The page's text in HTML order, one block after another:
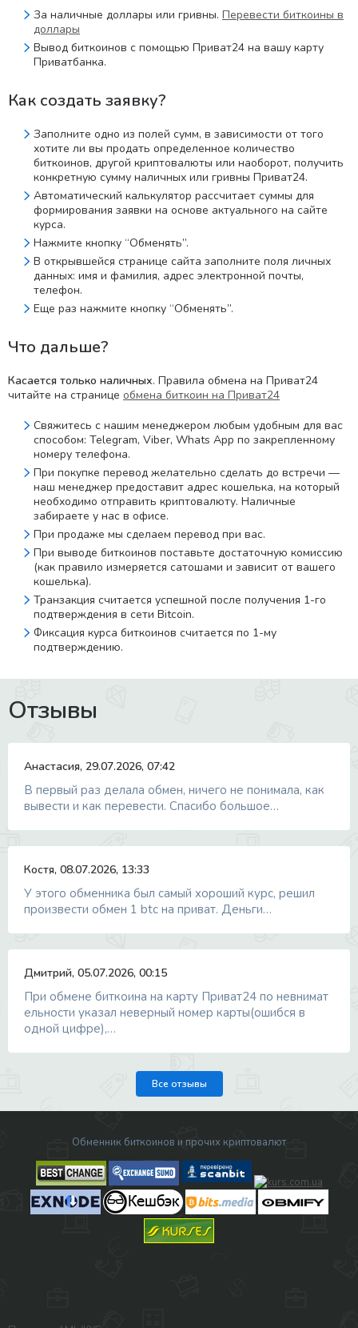
За наличные доллары или гривны. Перевести биткоины в
доллары
Вывод биткоинов с помощью Приват24 на вашу карту
Приватбанка.
Как создать заявку?
Заполните одно из полей сумм, в зависимости от того
хотите ли вы продать определенное количество
биткоинов, другой криптовалюты или наоборот, получить
конкретную сумму наличных или гривны Приват24.
Автоматический калькулятор рассчитает суммы для
формирования заявки на основе актуального на сайте
курса.
Нажмите кнопку “Обменять”.
В открывшейся странице сайта заполните поля личных
данных: имя и фамилия, адрес электронной почты,
телефон.
Еще раз нажмите кнопку “Обменять”.
Что дальше?
Касается только наличных. Правила обмена на Приват24
читайте на странице обмена биткоин на Приват24
Свяжитесь с нашим менеджером любым удобным для вас
способом: Telegram, Viber, Whats App по закрепленному
номеру телефона.
При покупке перевод желательно сделать до встречи —
наш менеджер предоставит адрес кошелька, на который
необходимо отправить криптовалюту. Наличные
забираете у нас в офисе.
При продаже мы сделаем перевод при вас.
При выводе биткоинов поставьте достаточную комиссию
(как правило измеряется сатошами и зависит от вашего
кошелька).
Транзакция считается успешной после получения 1-го
подтверждения в сети Bitcoin.
Фиксация курса биткоинов считается по 1-му
подтверждению.
Отзывы
Анастасия, 29.07.2026, 07:42
В первый раз делала обмен, ничего не понимала, как
вывести и как перевести. Спасибо большое…
Костя, 08.07.2026, 13:33
У этого обменника был самый хороший курс, решил
произвести обмен 1 btc на приват. Деньги…
Дмитрий, 05.07.2026, 00:15
При обмене биткоина на карту Приват24 по невнимат
ельности указал неверный номер карты(ошибся в
одной цифре),…
Все отзывы
Обменник биткоинов и прочих криптовалют